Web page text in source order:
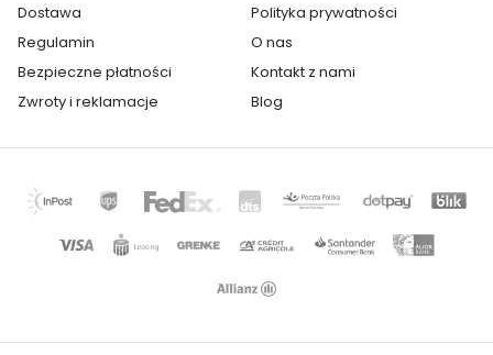
Dostawa
Polityka prywatności
Regulamin
O nas
Bezpieczne płatności
Kontakt z nami
Zwroty i reklamacje
Blog